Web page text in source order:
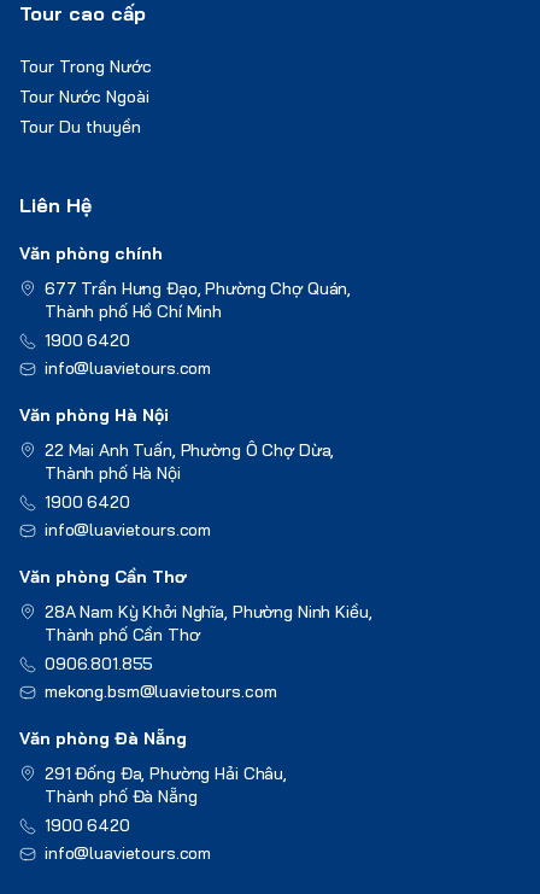
Tour cao cấp
Tour Trong Nước
Tour Nước Ngoài
Tour Du thuyền
Liên Hệ
Văn phòng chính
677 Trần Hưng Đạo, Phường Chợ Quán,
Thành phố Hồ Chí Minh
1900 6420
info@luavietours.com
Văn phòng Hà Nội
22 Mai Anh Tuấn, Phường Ô Chợ Dừa,
Thành phố Hà Nội
1900 6420
info@luavietours.com
Văn phòng Cần Thơ
28A Nam Kỳ Khởi Nghĩa, Phường Ninh Kiều,
Thành phố Cần Thơ
0906.801.855
mekong.bsm@luavietours.com
Văn phòng Đà Nẵng
291 Đống Đa, Phường Hải Châu,
Thành phố Đà Nẵng
1900 6420
info@luavietours.com